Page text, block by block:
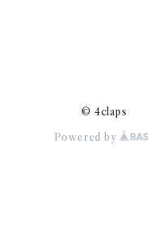
© 4claps
Powered by